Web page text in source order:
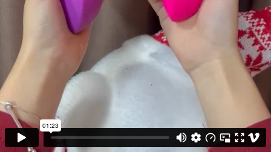
Cành thỏ chắc chắn gây kích ứng âm hộ
Ngoài cành chính chính thì cành tai thỏ cũng đóng vai trò
vô cùng quan trọng. Đó là sự kết hợp hoàn hảo, nhịp
nhàng kích thích âm đạo bên trong và bên ngoài, mang lại
cho nàng cảm giác ngây ngất, thăng hoa nhất.
Dương vật giả mắt thỏ hai ngạnh rung siêu mạnh bằng
silicon mịn